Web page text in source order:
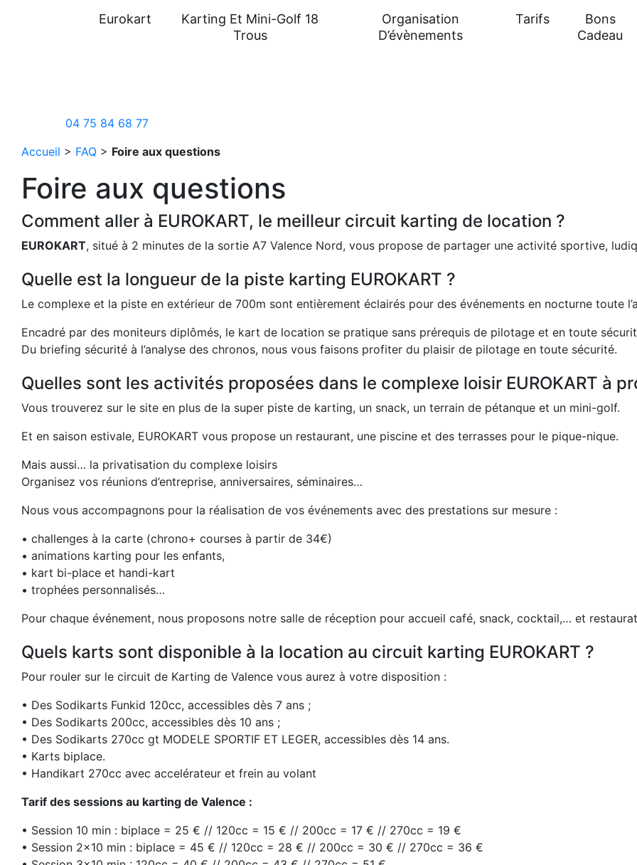
Eurokart
Karting Et Mini-Golf 18
Trous
Organisation
D’évènements
Tarifs
Bons
Cadeau
04 75 84 68 77
Accueil > FAQ > Foire aux questions
Foire aux questions
Comment aller à EUROKART, le meilleur circuit karting de location ?
EUROKART, situé à 2 minutes de la sortie A7 Valence Nord, vous propose de partager une activité sportive,
Quelle est la longueur de la piste karting EUROKART ?
Le complexe et la piste en extérieur de 700m sont entièrement éclairés pour des événements en nocturne toute
Encadré par des moniteurs diplômés, le kart de location se pratique sans prérequis de pilotage et en toute
Du briefing sécurité à l’analyse des chronos, nous vous faisons profiter du plaisir de pilotage en toute sécurité.
Quelles sont les activités proposées dans le complexe loisir EUROKART à
Vous trouverez sur le site en plus de la super piste de karting, un snack, un terrain de pétanque et un mini-golf.
Et en saison estivale, EUROKART vous propose un restaurant, une piscine et des terrasses pour le pique-nique.
Mais aussi… la privatisation du complexe loisirs
Organisez vos réunions d’entreprise, anniversaires, séminaires…
Nous vous accompagnons pour la réalisation de vos événements avec des prestations sur mesure :
• challenges à la carte (chrono+ courses à partir de 34€)
• animations karting pour les enfants,
• kart bi-place et handi-kart
• trophées personnalisés…
Pour chaque événement, nous proposons notre salle de réception pour accueil café, snack, cocktail,… et
Quels karts sont disponible à la location au circuit karting EUROKART ?
Pour rouler sur le circuit de Karting de Valence vous aurez à votre disposition :
• Des Sodikarts Funkid 120cc, accessibles dès 7 ans ;
• Des Sodikarts 200cc, accessibles dès 10 ans ;
• Des Sodikarts 270cc gt MODELE SPORTIF ET LEGER, accessibles dès 14 ans.
• Karts biplace.
• Handikart 270cc avec accelérateur et frein au volant
Tarif des sessions au karting de Valence :
• Session 10 min : biplace = 25 € // 120cc = 15 € // 200cc = 17 € // 270cc = 19 €
• Session 2×10 min : biplace = 45 € // 120cc = 28 € // 200cc = 30 € // 270cc = 36 €